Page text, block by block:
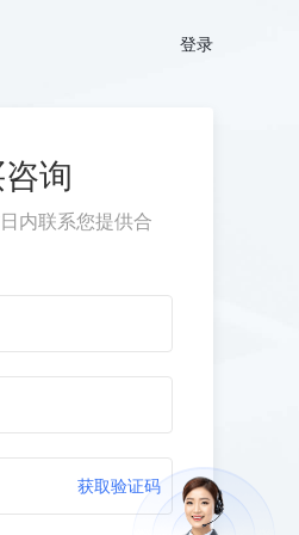
登录
询
内联系您提供合
获取验证码